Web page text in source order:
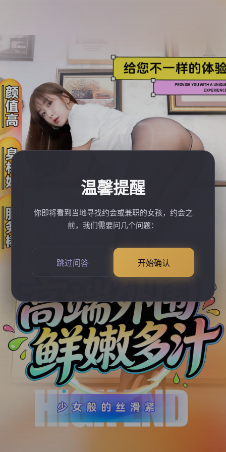
温馨提醒
你即将看到当地寻找约会或兼职的女孩，约会之
前，我们需要问几个问题：
跳过问答 开始确认